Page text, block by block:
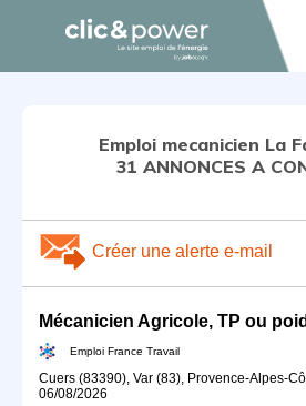
Emploi mecanicien La
31 ANNONCES A
Créer une alerte e-mail
Mécanicien Agricole, TP ou
Emploi France Travail
Cuers (83390), Var (83), Provence-Alpes-
06/08/2026